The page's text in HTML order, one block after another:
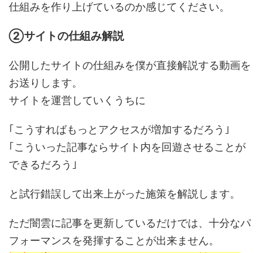
仕組みを作り上げているのか感じてください。
②サイトの仕組み解説
公開したサイトの仕組みを僕が直接解説する動画を
お送りします。
サイトを運営していくうちに
｢こうすればもっとアクセスが増加するだろう｣
｢こういった記事ならサイト内を回遊させることが
できるだろう｣
と試行錯誤して出来上がった施策を解説します。
ただ闇雲に記事を更新しているだけでは、十分なパ
フォーマンスを発揮することが出来ません。